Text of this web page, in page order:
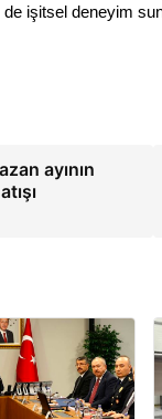
işitsel deneyim
ayının